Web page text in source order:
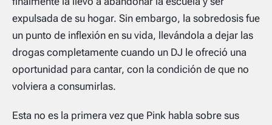
expulsada de su hogar. Sin embargo, la sobredosis fue
un punto de inflexión en su vida, llevándola a dejar las
drogas completamente cuando un DJ le ofreció una
oportunidad para cantar, con la condición de que no
volviera a consumirlas.
Esta no es la primera vez que Pink habla sobre sus